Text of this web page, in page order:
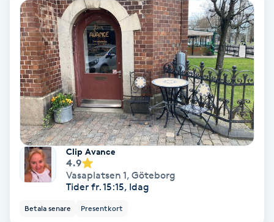
Torrborstning
Triggerpunktsmassage
Trådning
Träning
Tvätt & Fön
Vaccination
Clip Avance
4.9
Vasaplatsen 1, Göteborg
Tider fr. 15:15, Idag
Betala senare Presentkort